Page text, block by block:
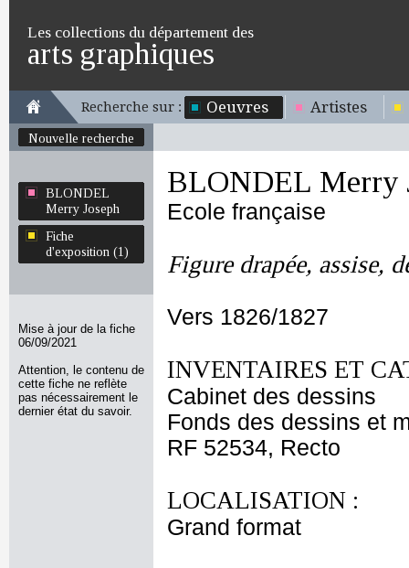
Les collections du département des
arts graphiques
Recherche sur : Oeuvres Artistes
Nouvelle recherche
BLONDEL
Merry Joseph
Fiche
d'exposition (1)
Mise à jour de la fiche
06/09/2021
Attention, le contenu de
cette fiche ne reflète
pas nécessairement le
dernier état du savoir.
BLONDEL Merry
Ecole française
Figure drapée, assise,
Vers 1826/1827
INVENTAIRES ET
Cabinet des dessins
Fonds des dessins et
RF 52534, Recto
LOCALISATION :
Grand format